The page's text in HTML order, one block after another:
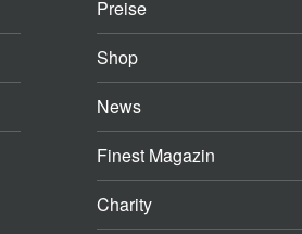
Preise
Shop
News
Finest Magazin
Charity